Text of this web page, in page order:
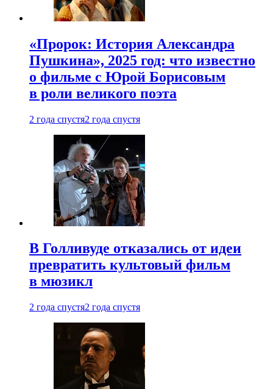
«Пророк: История Александра
Пушкина», 2025 год: что известно
о фильме с Юрой Борисовым
в роли великого поэта
2 года спустя2 года спустя
В Голливуде отказались от идеи
превратить культовый фильм
в мюзикл
2 года спустя2 года спустя